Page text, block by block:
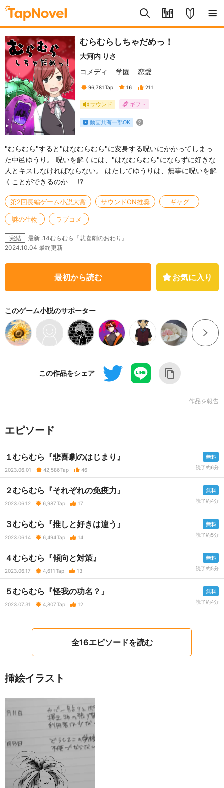
むらむらしちゃだめっ！
大河内 りさ
コメディ
学園 恋愛
96,781Tap 16 211
サウンド ギフト
動画共有一部OK
"むらむら"すると"はなむらむら"に変身する呪いにかかってしまっ
た中邑ゆうり。 呪いを解くには、"はなむらむら"にならずに好きな
人とキスしなければならない。 はたしてゆうりは、無事に呪いを解
くことができるのか──!?
第2回長編ゲーム小説大賞 サウンドON推奨 ギャグ
謎の生物 ラブコメ
完結
最新 :14むらむら『悲喜劇のおわり』
2024.10.04 最終更新
最初から読む お気に入り
このゲーム小説のサポーター
この作品をシェア
作品を報告
エピソード
１むらむら『悲喜劇のはじまり』
2023.06.01 42,586Tap 46 読了約6分
２むらむら『それぞれの免疫力』
2023.06.12 6,987Tap 17 読了約4分
３むらむら『推しと好きは違う』
2023.06.14 6,494Tap 14 読了約5分
４むらむら『傾向と対策』
2023.06.17 4,611 Tap 13 読了約5分
５むらむら『怪我の功名？』
2023.07.31 4,807Tap 12 読了約4分
全16エピソードを読む
挿絵イラスト